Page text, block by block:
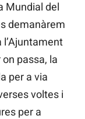
Mundial del
demanàrem
passa, la
per a via
voltes i
per a